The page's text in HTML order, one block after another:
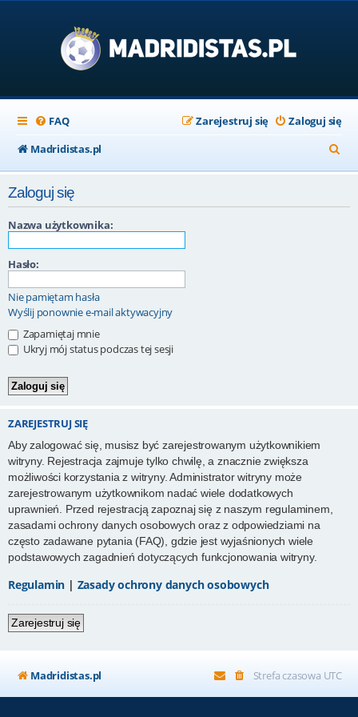
FAQ Zaloguj się
Zarejestruj się
Madridistas.pl
z
Zaloguj się
Nazwa użytkownika:
Hasło:
Nie pamiętam hasła
Wyślij ponownie e-mail aktywacyjny
Zapamiętaj mnie
Ukryj mój status podczas tej sesji
ZAREJESTRUJ SIĘ
Aby zalogować się, musisz być zarejestrowanym użytkownikiem
witryny. Rejestracja zajmuje tylko chwilę, a znacznie zwiększa
możliwości korzystania z witryny. Administrator witryny może
zarejestrowanym użytkownikom nadać wiele dodatkowych
uprawnień. Przed rejestracją zapoznaj się z naszym regulaminem,
zasadami ochrony danych osobowych oraz z odpowiedziami na
często zadawane pytania (FAQ), gdzie jest wyjaśnionych wiele
podstawowych zagadnień dotyczących funkcjonowania witryny.
Regulamin | Zasady ochrony danych osobowych
Zarejestruj się
Madridistas.pl Strefa czasowa UTC